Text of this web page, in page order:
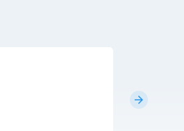
arrow_forward